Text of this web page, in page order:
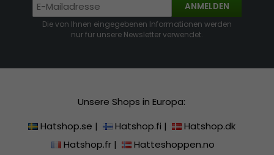
ANMELDEN
Die von Ihnen eingegebenen Informationen werden
nur für unsere Newsletter verwendet.
Unsere Shops in Europa:
Hatshop.se | Hatshop.fi |
Hatshop.dk
Hatshop.fr|
Hatteshoppen.no